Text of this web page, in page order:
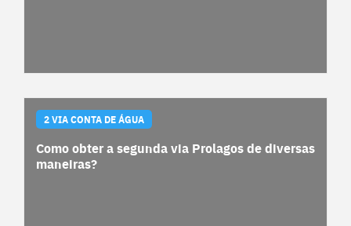
2 VIA CONTA DE ÁGUA
Como obter a segunda via Prolagos de diversas
maneiras?